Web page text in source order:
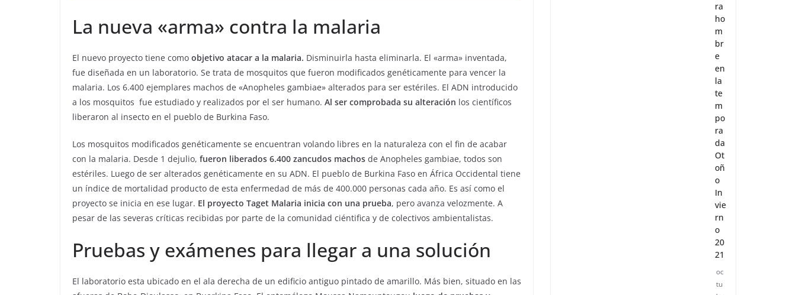
La nueva «arma» contra la malaria
El nuevo proyecto tiene como objetivo atacar a la malaria. Disminuirla hasta eliminarla. El «arma» inventada,
fue diseñada en un laboratorio. Se trata de mosquitos que fueron modificados genéticamente para vencer la
malaria. Los 6.400 ejemplares machos de «Anopheles gambiae» alterados para ser estériles. El ADN introducido
a los mosquitos fue estudiado y realizados por el ser humano. Al ser comprobada su alteración los científicos
liberaron al insecto en el pueblo de Burkina Faso.
Los mosquitos modificados genéticamente se encuentran volando libres en la naturaleza con el fin de acabar
con la malaria. Desde 1 dejulio, fueron liberados 6.400 zancudos machos de Anopheles gambiae, todos son
estériles. Luego de ser alterados genéticamente en su ADN. El pueblo de Burkina Faso en África Occidental tiene
un índice de mortalidad producto de esta enfermedad de más de 400.000 personas cada año. Es así como el
proyecto se inicia en ese lugar. El proyecto Taget Malaria inicia con una prueba, pero avanza velozmente. A
pesar de las severas críticas recibidas por parte de la comunidad ciéntifica y de colectivos ambientalistas.
Pruebas y exámenes para llegar a una solución
El laboratorio esta ubicado en el ala derecha de un edificio antiguo pintado de amarillo. Más bien, situado en las
ra
ho
m
br
e
en
la
te
m
po
ra
da
Ot
oñ
o
In
vie
rn
o
20
21
oc
tu